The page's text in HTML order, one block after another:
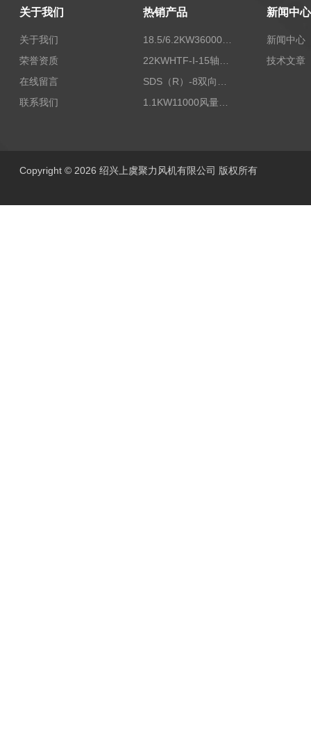
关于我们
关于我们
荣誉资质
在线留言
联系我们
热销产品
1.1KW11000风量FDZ-5.5不锈钢壁式轴流风机
新闻中心
新闻中心
技术文章
Copyright © 2026 绍兴上虞聚力风机有限公司 版权所有